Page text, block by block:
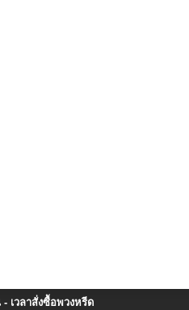
- เวลาสั่งซื้อพวงหรีด